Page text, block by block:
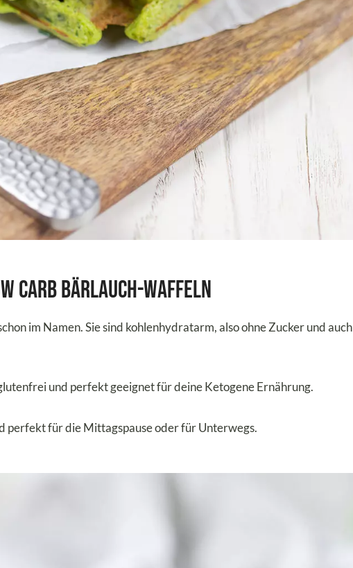
Carb Bärlauch-Waffeln
im Namen. Sie sind kohlenhydratarm, also ohne Zucker und auch
und perfekt geeignet für deine Ketogene Ernährung.
perfekt für die Mittagspause oder für Unterwegs.